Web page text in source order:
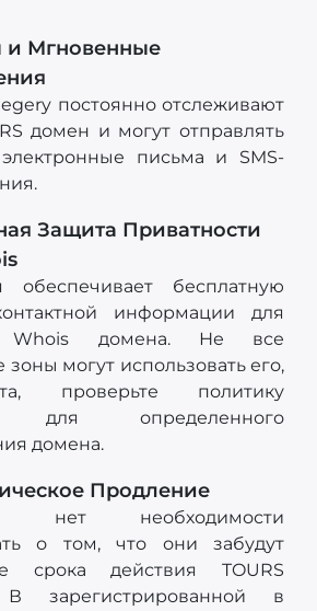
и Мгновенные
постоянно отслеживают
домен и могут отправлять
письма и SMS-
Защита Приватности
обеспечивает бесплатную
информации для
Whois домена. Не все
могут использовать его,
проверьте политику
для определенного
домена.
Продление
нет необходимости
о том, что они забудут
срока действия TOURS
зарегистрированной в